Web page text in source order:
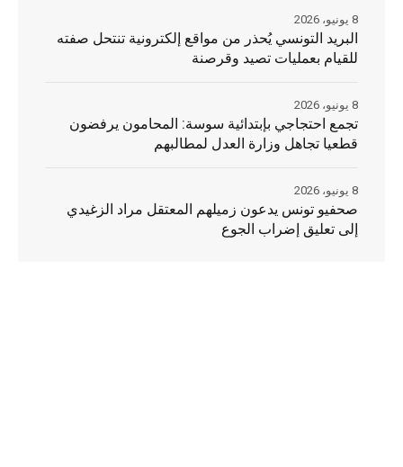
البريد التونسي يُحذر من مواقع إلكترونية تنتحل صفته
للقيام بعمليات تصيد وقرصنة
8 يونيو، 2026
تجمع احتجاجي بإبتدائية سوسة: المحامون يرفضون
قطعيا تجاهل وزارة العدل لمطالبهم
8 يونيو، 2026
صحفيو تونس يدعون زميلهم المعتقل مراد الزغيدي
إلى تعليق إضراب الجوع
8 يونيو، 2026